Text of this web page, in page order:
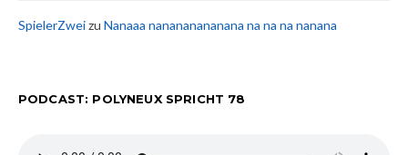
SpielerZweizu Nanaaa nanananananana na na na nanana
PODCAST: POLYNEUX SPRICHT 78